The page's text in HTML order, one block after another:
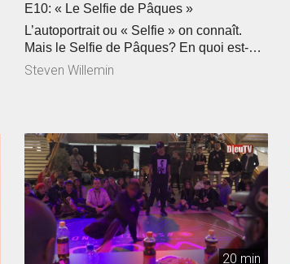
E10: « Le Selfie de Pâques »
L’autoportrait ou « Selfie » on connaît.
Mais le Selfie de Pâques? En quoi est-ce
que ça consiste? Ma foi c’est comme ça
c’est le thème du nouvel épisode de notre
série « Une année avec Bertrand ». Et ce
sera en compagnie de Zoé, une
mannequin professionnel.
Steven Willemin
20 min